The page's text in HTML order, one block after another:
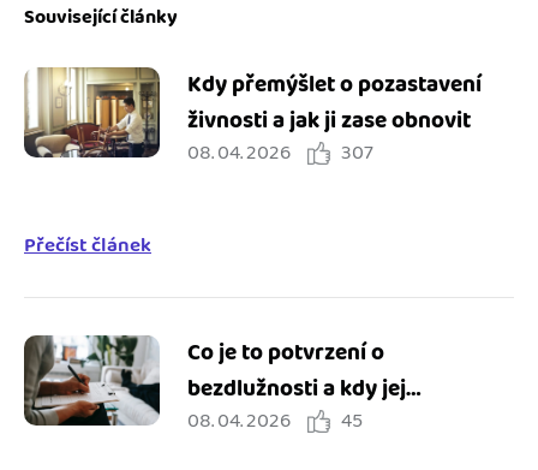
Související články
Kdy přemýšlet o pozastavení
živnosti a jak ji zase obnovit
08. 04. 2026 307
Přečíst článek
Co je to potvrzení o
bezdlužnosti a kdy jej
potřebuji?
08. 04. 2026 45